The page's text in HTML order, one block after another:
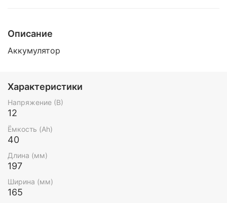
Описание
Аккумулятор
Характеристики
Напряжение (В)
12
Ёмкость (Ah)
40
Длина (мм)
197
Ширина (мм)
165